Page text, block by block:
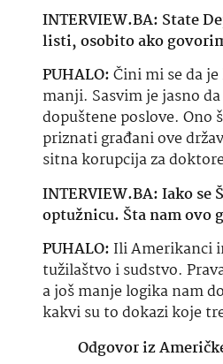
INTERVIEW.BA: State
listi, osobito ako
PUHALO:Čini mi se da
manji. Sasvim je jasno
dopuštene poslove. Ono
priznati građani ove
sitna korupcija za
INTERVIEW.BA: Iako
optužnicu. Štanam ovo
PUHALO: Ili Amerikanci
tužilaštvo i sudstvo.
a još manje logika nam
kakvi su to dokazi koje
Odgovor iz